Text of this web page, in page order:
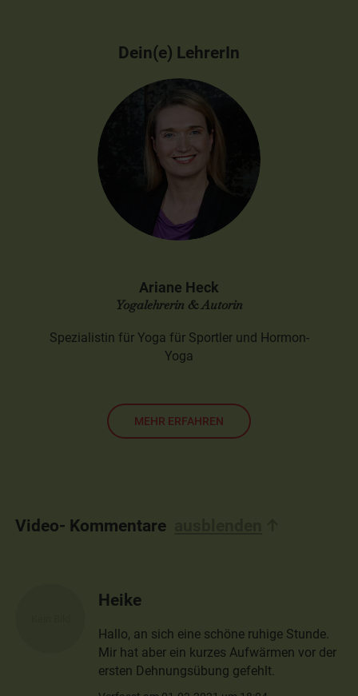
Dein(e) LehrerIn
Ariane Heck
Yogalehrerin & Autorin
Spezialistin für Yoga für Sportler und Hormon-
Yoga
MEHR ERFAHREN
Video- Kommentare
Heike
Hallo, an sich eine schöne ruhige Stunde.
Mir hat aber ein kurzes Aufwärmen vor der
ersten Dehnungsübung gefehlt.